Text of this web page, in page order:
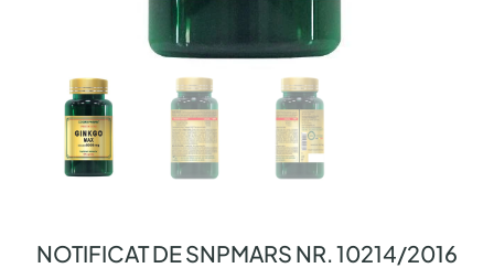
NOTIFICAT DE SNPMARS NR. 10214/2016